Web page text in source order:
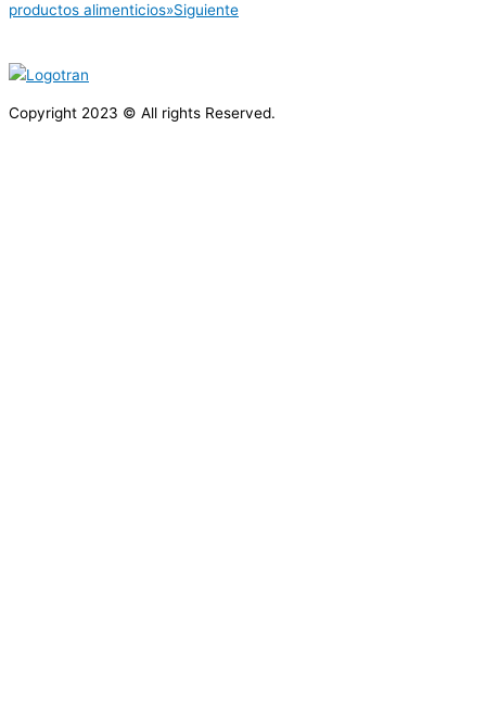
productos alimenticios»Siguiente
Copyright 2023 © All rights Reserved.